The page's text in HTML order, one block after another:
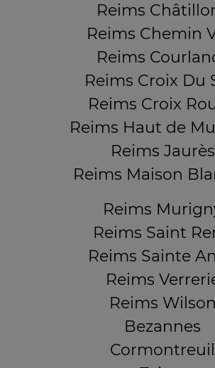
Reims
Reims Chemin
Reims
Reims Croix Du
Reims Croix
Reims Haut de
Reims Jaurès
Reims Maison
Reims
Reims Saint
Reims Sainte
Reims
Reims Wilson
Bezannes
Cormontreuil